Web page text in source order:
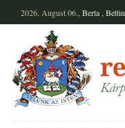
2026. August 06., Berta ,